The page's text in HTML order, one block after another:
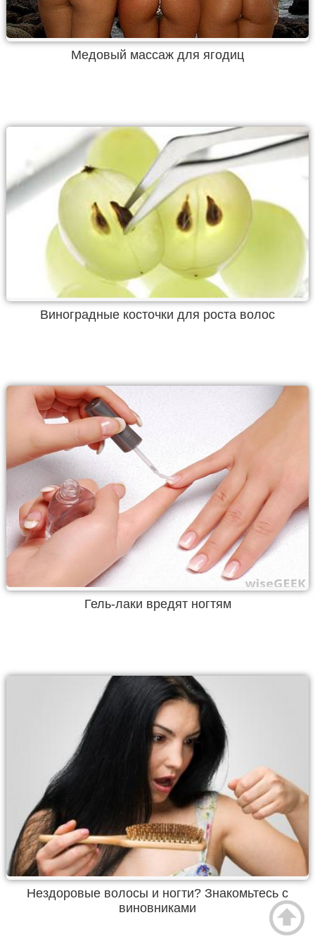
Медовый массаж для ягодиц
Виноградные косточки для роста волос
Гель-лаки вредят ногтям
Нездоровые волосы и ногти? Знакомьтесь с
виновниками